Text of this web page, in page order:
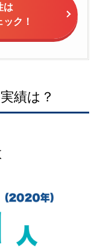
は
ク！
績は？